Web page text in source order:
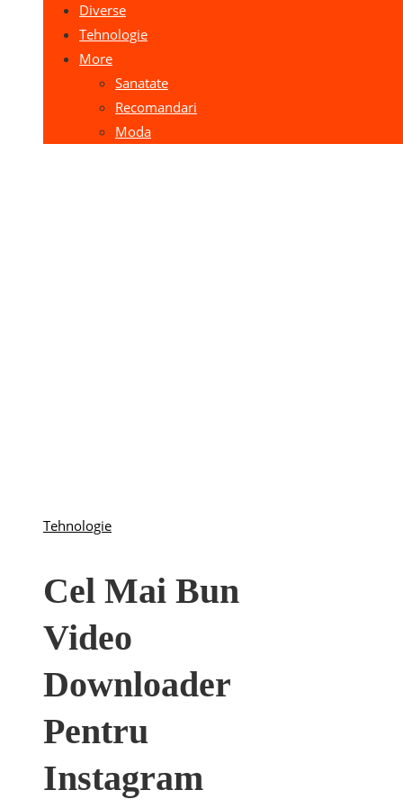
Diverse
Tehnologie
More
Sanatate
Recomandari
Moda
Tehnologie
Cel Mai Bun
Video
Downloader
Pentru
Instagram